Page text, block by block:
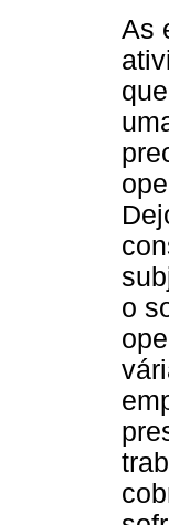
As
o